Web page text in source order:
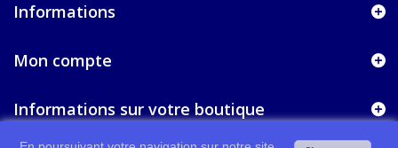
Informations
Mon compte
Informations sur votre boutique